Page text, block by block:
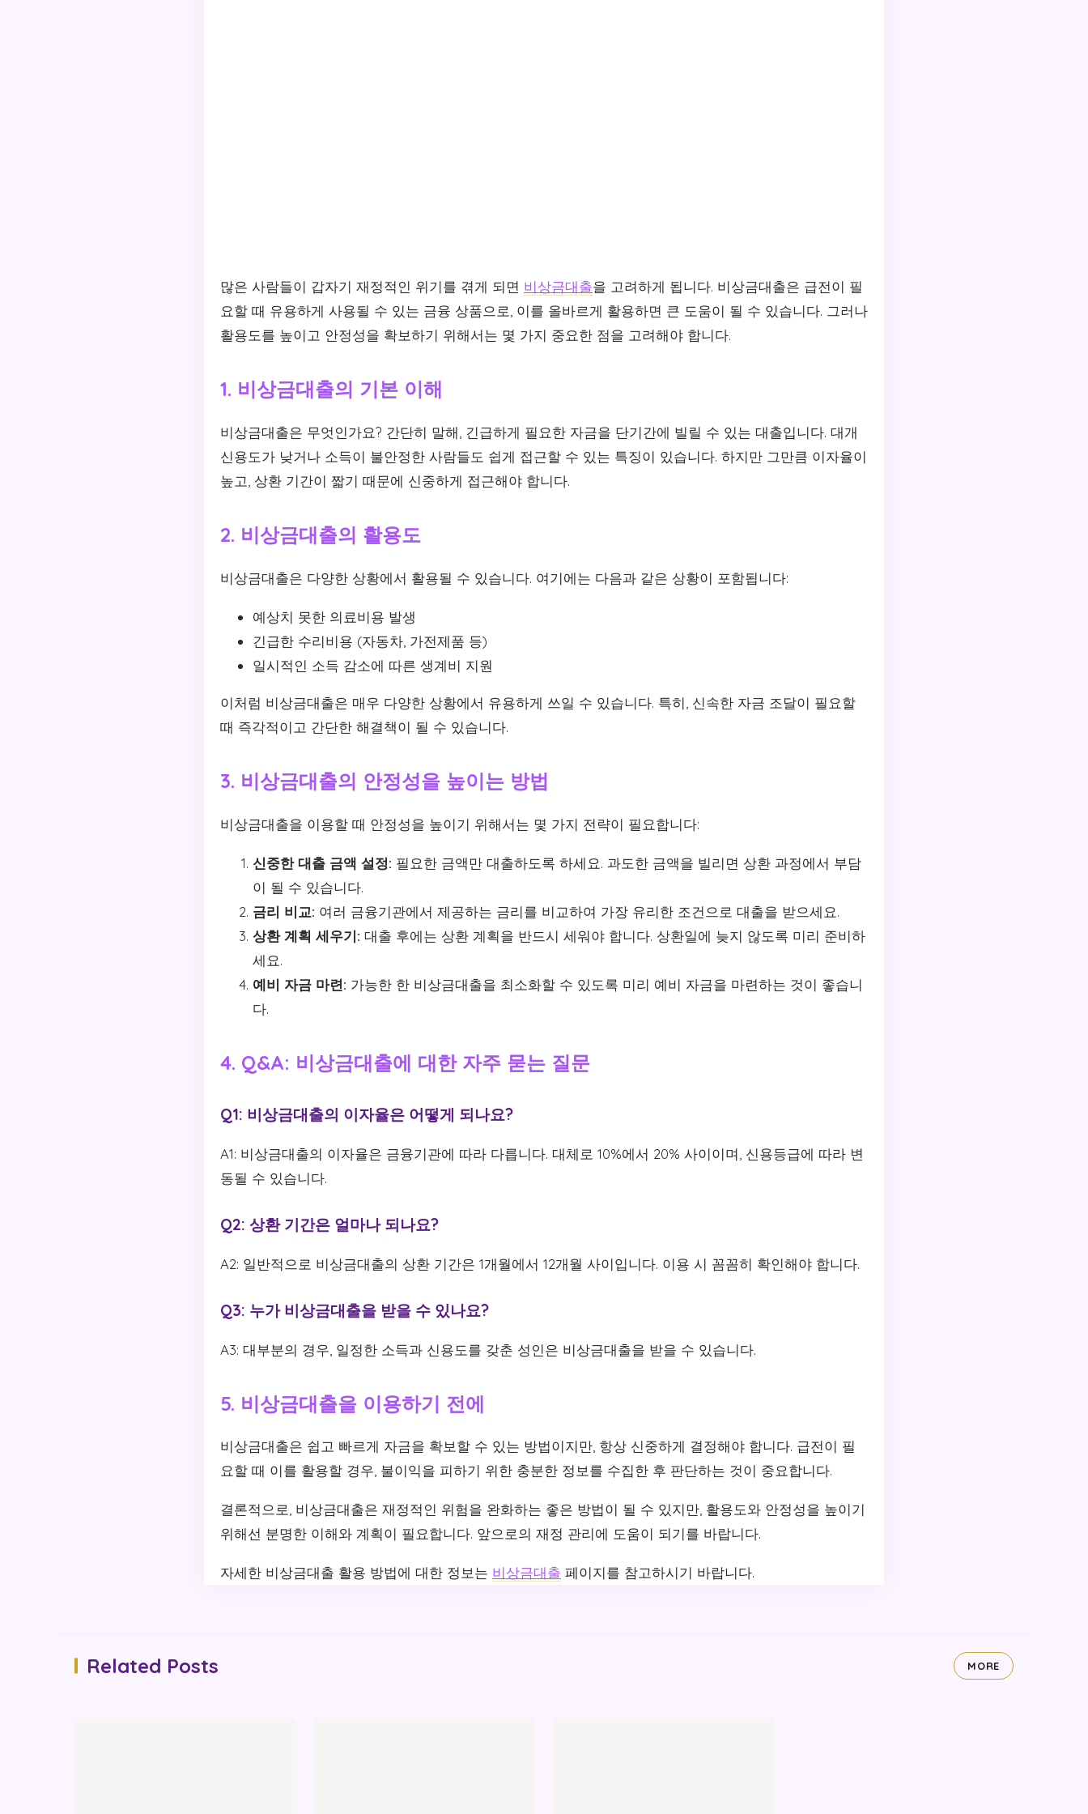
많은 사람들이 갑자기 재정적인 위기를 겪게 되면 비상금대출을 고려하게 됩니다. 비상금대출은 급전이 필
요할 때 유용하게 사용될 수 있는 금융 상품으로, 이를 올바르게 활용하면 큰 도움이 될 수 있습니다. 그러나
활용도를 높이고 안정성을 확보하기 위해서는 몇 가지 중요한 점을 고려해야 합니다.
1. 비상금대출의 기본 이해
비상금대출은 무엇인가요? 간단히 말해, 긴급하게 필요한 자금을 단기간에 빌릴 수 있는 대출입니다. 대개
신용도가 낮거나 소득이 불안정한 사람들도 쉽게 접근할 수 있는 특징이 있습니다. 하지만 그만큼 이자율이
높고, 상환 기간이 짧기 때문에 신중하게 접근해야 합니다.
2. 비상금대출의 활용도
비상금대출은 다양한 상황에서 활용될 수 있습니다. 여기에는 다음과 같은 상황이 포함됩니다:
예상치 못한 의료비용 발생
긴급한 수리비용 (자동차, 가전제품 등)
일시적인 소득 감소에 따른 생계비 지원
이처럼 비상금대출은 매우 다양한 상황에서 유용하게 쓰일 수 있습니다. 특히, 신속한 자금 조달이 필요할
때 즉각적이고 간단한 해결책이 될 수 있습니다.
3. 비상금대출의 안정성을 높이는 방법
비상금대출을 이용할 때 안정성을 높이기 위해서는 몇 가지 전략이 필요합니다:
신중한 대출 금액 설정: 필요한 금액만 대출하도록 하세요. 과도한 금액을 빌리면 상환 과정에서 부담
이 될 수 있습니다.
금리 비교: 여러 금융기관에서 제공하는 금리를 비교하여 가장 유리한 조건으로 대출을 받으세요.
상환 계획 세우기: 대출 후에는 상환 계획을 반드시 세워야 합니다. 상환일에 늦지 않도록 미리 준비하
세요.
예비 자금 마련: 가능한 한 비상금대출을 최소화할 수 있도록 미리 예비 자금을 마련하는 것이 좋습니
다.
4. Q&A: 비상금대출에 대한 자주 묻는 질문
Q1: 비상금대출의 이자율은 어떻게 되나요?
A1: 비상금대출의 이자율은 금융기관에 따라 다릅니다. 대체로 10%에서 20% 사이이며, 신용등급에 따라 변
동될 수 있습니다.
Q2: 상환 기간은 얼마나 되나요?
A2: 일반적으로 비상금대출의 상환 기간은 1개월에서 12개월 사이입니다. 이용 시 꼼꼼히 확인해야 합니다.
Q3: 누가 비상금대출을 받을 수 있나요?
A3: 대부분의 경우, 일정한 소득과 신용도를 갖춘 성인은 비상금대출을 받을 수 있습니다.
5. 비상금대출을 이용하기 전에
비상금대출은 쉽고 빠르게 자금을 확보할 수 있는 방법이지만, 항상 신중하게 결정해야 합니다. 급전이 필
요할 때 이를 활용할 경우, 불이익을 피하기 위한 충분한 정보를 수집한 후 판단하는 것이 중요합니다.
결론적으로, 비상금대출은 재정적인 위험을 완화하는 좋은 방법이 될 수 있지만, 활용도와 안정성을 높이기
위해선 분명한 이해와 계획이 필요합니다. 앞으로의 재정 관리에 도움이 되기를 바랍니다.
자세한 비상금대출 활용 방법에 대한 정보는 비상금대출 페이지를 참고하시기 바랍니다.
Related Posts MORE